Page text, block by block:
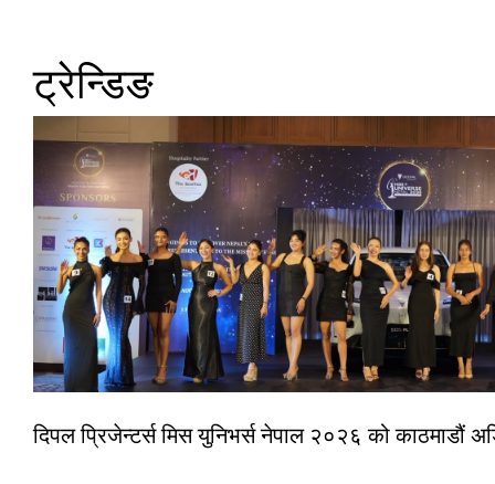
ट्रेन्डिङ
दिपल प्रिजेन्टर्स मिस युनिभर्स नेपाल २०२६ को काठमाडौं